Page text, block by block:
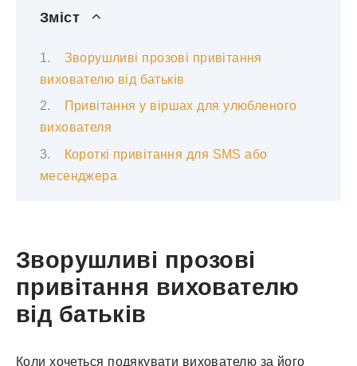
Зміст
Зворушливі прозові привітання
вихователю від батьків
Привітання у віршах для улюбленого
вихователя
Короткі привітання для SMS або
месенджера
Зворушливі прозові
привітання вихователю
від батьків
Коли хочеться подякувати вихователю за його